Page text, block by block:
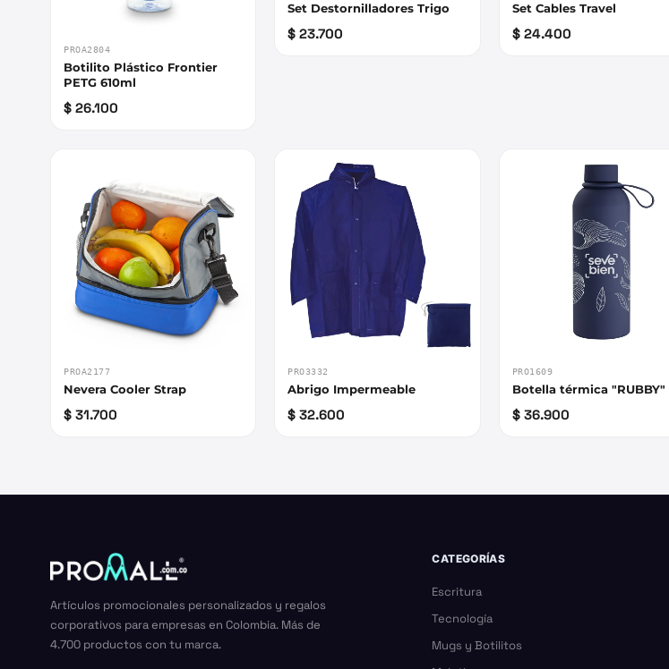
PROA2804
Botilito Plástico Frontier
PETG 610ml
$ 26.100
Set Destornilladores Trigo
$ 23.700
Set Cables Travel
$ 24.400
PROA2177
Nevera Cooler Strap
$ 31.700
PRO3332
Abrigo Impermeable
$ 32.600
PRO1609
Botella térmica "RUBBY"
$ 36.900
Artículos promocionales personalizados y regalos
corporativos para empresas en Colombia. Más de
4.700 productos con tu marca.
CATEGORÍAS
Escritura
Tecnología
Mugs y Botilitos